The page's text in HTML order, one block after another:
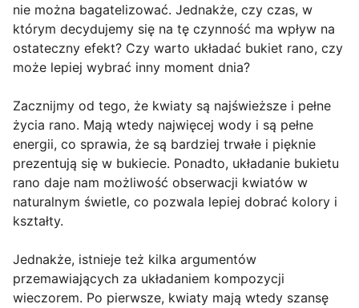
nie można bagatelizować. Jednakże, czy czas, w
którym decydujemy się na tę czynność ma wpływ na
ostateczny efekt? Czy warto układać bukiet rano, czy
może lepiej wybrać inny moment dnia?
Zacznijmy od tego, że kwiaty są najświeższe i pełne
życia rano. Mają wtedy najwięcej wody i są pełne
energii, co sprawia, że są bardziej trwałe i pięknie
prezentują się w bukiecie. Ponadto, układanie bukietu
rano daje nam możliwość obserwacji kwiatów w
naturalnym świetle, co pozwala lepiej dobrać kolory i
kształty.
Jednakże, istnieje też kilka argumentów
przemawiających za układaniem kompozycji
wieczorem. Po pierwsze, kwiaty mają wtedy szansę